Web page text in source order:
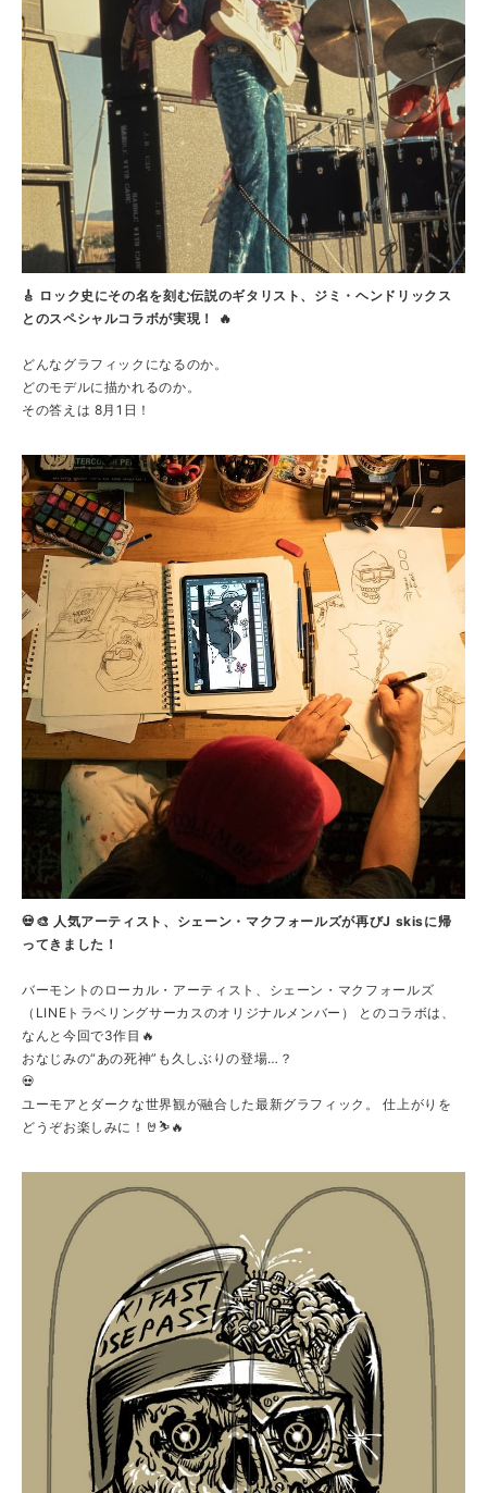
🎸 ロック史にその名を刻む伝説のギタリスト、ジミ・ヘンドリックス
とのスペシャルコラボが実現！ 🔥
どんなグラフィックになるのか。
どのモデルに描かれるのか。
その答えは 8月1日！
💀🎨 人気アーティスト、シェーン・マクフォールズが再びJ skisに帰
ってきました！
バーモントのローカル・アーティスト、シェーン・マクフォールズ
（LINEトラベリングサーカスのオリジナルメンバー） とのコラボは、
なんと今回で3作目🔥
おなじみの“あの死神”も久しぶりの登場…？
💀
ユーモアとダークな世界観が融合した最新グラフィック。 仕上がりを
どうぞお楽しみに！🤘⛷️🔥